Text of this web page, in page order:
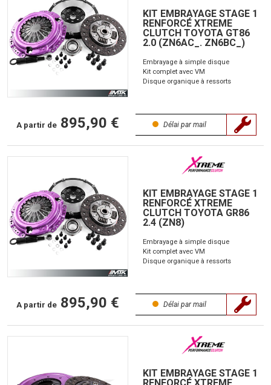
KIT EMBRAYAGE STAGE 1
RENFORCÉ XTREME
CLUTCH TOYOTA GT86
2.0 (ZN6AC_. ZN6BC_)
Embrayage à simple disque
Kit complet avec VM
Disque organique à ressorts
A partir de 895,90 € Délai par mail
KIT EMBRAYAGE STAGE 1
RENFORCÉ XTREME
CLUTCH TOYOTA GR86
2.4 (ZN8)
Embrayage à simple disque
Kit complet avec VM
Disque organique à ressorts
A partir de 895,90 € Délai par mail
KIT EMBRAYAGE STAGE 1